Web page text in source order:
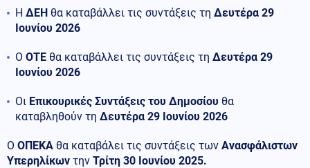
Η ΔΕΗ θα καταβάλλει τις συντάξεις τη Δευτέρα 29
Ιουνίου 2026
Ο ΟΤΕ θα καταβάλλει τις συντάξεις τη Δευτέρα 29
Ιουνίου 2026
Οι Επικουρικές Συντάξεις του Δημοσίου θα
καταβληθούν τη Δευτέρα 29 Ιουνίου 2026
Ο ΟΠΕΚΑ θα καταβάλει τις συντάξεις των Ανασφάλιστων
Υπερηλίκων την Τρίτη 30 Ιουνίου 2025.